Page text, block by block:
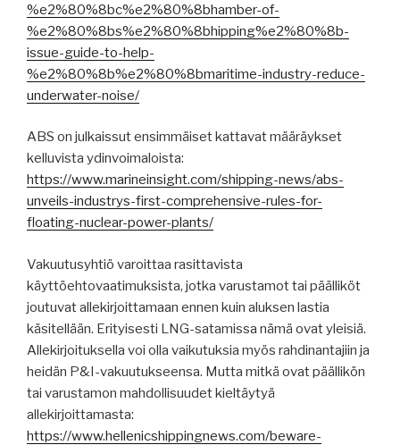
%e2%80%8bc%e2%80%8bhamber-of-
%e2%80%8bs%e2%80%8bhipping%e2%80%8b-
issue-guide-to-help-
%e2%80%8b%e2%80%8bmaritime-industry-reduce-
underwater-noise/
ABS on julkaissut ensimmäiset kattavat määräykset
kelluvista ydinvoimaloista:
https://www.marineinsight.com/shipping-news/abs-
unveils-industrys-first-comprehensive-rules-for-
floating-nuclear-power-plants/
Vakuutusyhtiö varoittaa rasittavista
käyttöehtovaatimuksista, jotka varustamot tai päälliköt
joutuvat allekirjoittamaan ennen kuin aluksen lastia
käsitellään. Erityisesti LNG-satamissa nämä ovat yleisiä.
Allekirjoituksella voi olla vaikutuksia myös rahdinantajiin ja
heidän P&I-vakuutukseensa. Mutta mitkä ovat päällikön
tai varustamon mahdollisuudet kieltäytyä
allekirjoittamasta:
https://www.hellenicshippingnews.com/beware-